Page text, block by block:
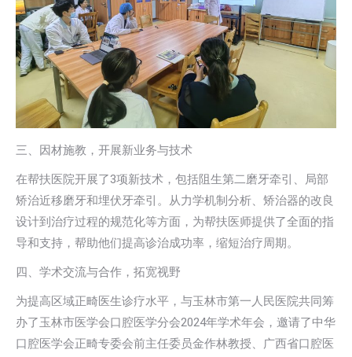
三、因材施教，开展新业务与技术
在帮扶医院开展了3项新技术，包括阻生第二磨牙牵引、局部
矫治近移磨牙和埋伏牙牵引。从力学机制分析、矫治器的改良
设计到治疗过程的规范化等方面，为帮扶医师提供了全面的指
导和支持，帮助他们提高诊治成功率，缩短治疗周期。
四、学术交流与合作，拓宽视野
为提高区域正畸医生诊疗水平，与玉林市第一人民医院共同筹
办了玉林市医学会口腔医学分会2024年学术年会，邀请了中华
口腔医学会正畸专委会前主任委员金作林教授、广西省口腔医